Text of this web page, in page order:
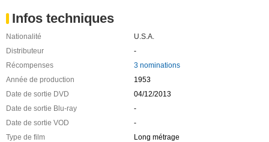
Infos techniques
Nationalité
U.S.A.
Distributeur
-
Récompenses
3 nominations
Année de production
1953
Date de sortie DVD
04/12/2013
Date de sortie Blu-ray
-
Date de sortie VOD
-
Type de film
Long métrage